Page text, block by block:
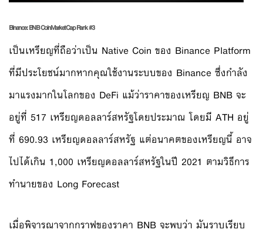
Binance: BNBCoinMarketCap Rank #3
เป็นเหรียญที่ถือว่าเป็น Native Coin ของ Binance Platform
ที่มีประโยชน์มากหากคุณใช้งานระบบของ Binance ซึ่งกำลัง
มาแรงมากในโลกของ DeFi แม้ว่าราคาของเหรียญ BNB จะ
อยู่ที่ 517 เหรียญดอลลาร์สหรัฐโดยประมาณ โดยมี ATH อยู่
ที่ 690.93 เหรียญดอลลาร์สหรัฐ แต่อนาคตของเหรียญนี้ อาจ
ไปได้เกิน 1,000 เหรียญดอลลาร์สหรัฐในปี 2021 ตามวิธีการ
ทำนายของ Long Forecast
เมื่อพิจารณาจากกราฟของราคา BNB จะพบว่า มันราบเรียบ